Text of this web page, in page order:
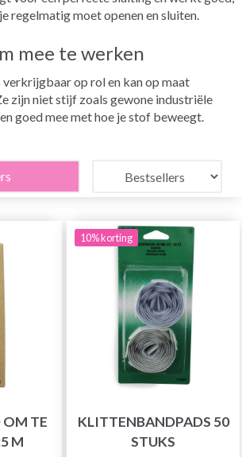
regelmatig moet openen en sluiten.
mee te werken
op rol en kan op maat
zijn niet stijf zoals gewone industriële
goed mee met hoe je stof beweegt.
TE
M
10% korting
KLITTENBANDPADS 50
STUKS